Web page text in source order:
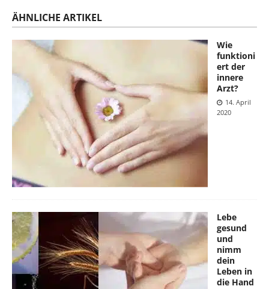
ÄHNLICHE ARTIKEL
Wie
funktioni
ert der
innere
Arzt?
14. April
2020
Lebe
gesund
und
nimm
dein
Leben in
die Hand